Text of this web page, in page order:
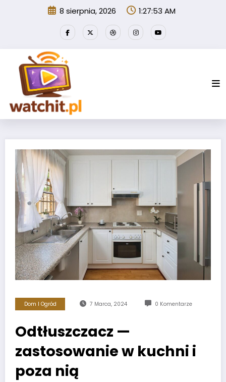
8 sierpnia, 2026 1:27:54 AM
Dom I Ogród 7 Marca, 2024 0 Komentarze
Odtłuszczacz —
zastosowanie w kuchni i
poza nią